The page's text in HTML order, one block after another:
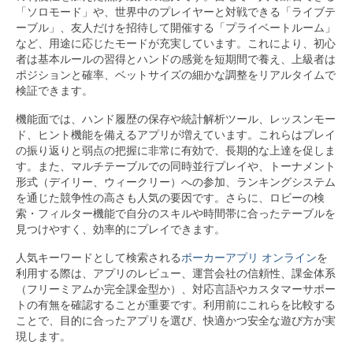
「ソロモード」や、世界中のプレイヤーと対戦できる「ライブテ
ーブル」、友人だけを招待して開催する「プライベートルーム」
など、用途に応じたモードが充実しています。これにより、初心
者は基本ルールの習得とハンドの感覚を短期間で養え、上級者は
ポジションと確率、ベットサイズの細かな調整をリアルタイムで
検証できます。
機能面では、ハンド履歴の保存や統計解析ツール、レッスンモー
ド、ヒント機能を備えるアプリが増えています。これらはプレイ
の振り返りと弱点の把握に非常に有効で、長期的な上達を促しま
す。また、マルチテーブルでの同時並行プレイや、トーナメント
形式（デイリー、ウィークリー）への参加、ランキングシステム
を通じた競争性の高さも人気の要因です。さらに、ロビーの検
索・フィルター機能で自分のスキルや時間帯に合ったテーブルを
見つけやすく、効率的にプレイできます。
人気キーワードとして検索されるポーカーアプリ オンラインを
利用する際は、アプリのレビュー、運営会社の信頼性、課金体系
（フリーミアムか完全課金型か）、対応言語やカスタマーサポー
トの有無を確認することが重要です。利用前にこれらを比較する
ことで、目的に合ったアプリを選び、快適かつ安全な遊び方が実
現します。